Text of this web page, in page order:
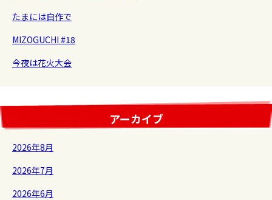
たまには自作で
MIZOGUCHI #18
今夜は花火大会
アーカイブ
2026年8月
2026年7月
2026年6月